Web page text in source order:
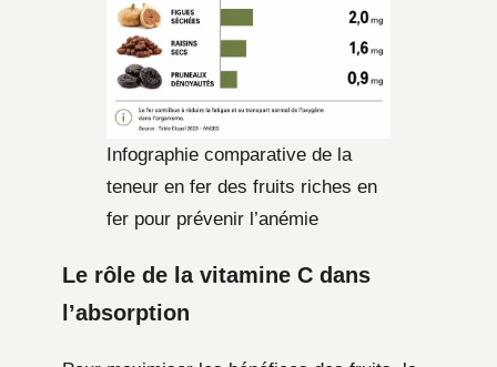
Infographie comparative de la
teneur en fer des fruits riches en
fer pour prévenir l’anémie
Le rôle de la vitamine C dans
l’absorption